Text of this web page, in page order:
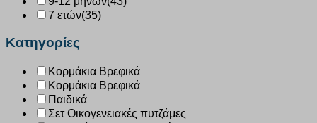
7 ετών(35)
Κατηγορίες
Κορμάκια Βρεφικά
Κορμάκια Βρεφικά
Παιδικά
Σετ Οικογενειακές πυτζάμες